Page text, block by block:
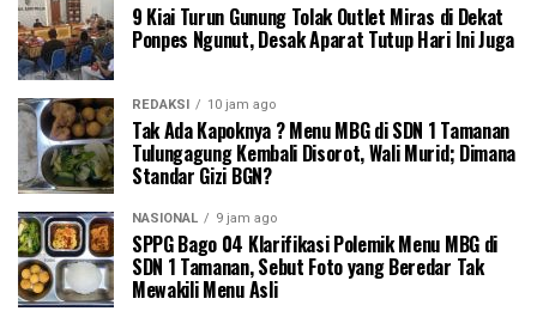
9 Kiai Turun Gunung Tolak Outlet Miras di Dekat
Ponpes Ngunut, Desak Aparat Tutup Hari Ini Juga
REDAKSI 10 jam ago
Tak Ada Kapoknya ? Menu MBG di SDN 1 Tamanan
Tulungagung Kembali Disorot, Wali Murid; Dimana
Standar Gizi BGN?
NASIONAL 9 jam ago
SPPG Bago 04 Klarifikasi Polemik Menu MBG di
SDN 1 Tamanan, Sebut Foto yang Beredar Tak
Mewakili Menu Asli